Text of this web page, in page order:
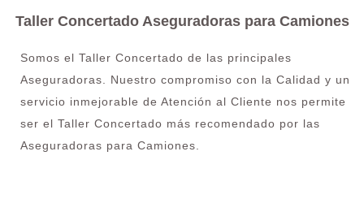
Taller Concertado Aseguradoras para Camiones
Somos el Taller Concertado de las principales
Aseguradoras. Nuestro compromiso con la Calidad y un
servicio inmejorable de Atención al Cliente nos permite
ser el Taller Concertado más recomendado por las
Aseguradoras para Camiones.